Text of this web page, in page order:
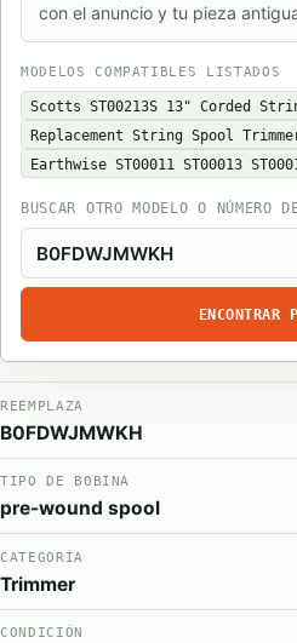
con el anuncio y tu pieza
MODELOS COMPATIBLES LISTADOS
Scotts ST00213S 13" Corded
Replacement String Spool
Earthwise ST00011 ST00013
BUSCAR OTRO MODELO O NÚMERO
ENCONTRAR
REEMPLAZA
B0FDWJMWKH
TIPO DE BOBINA
pre-wound spool
CATEGORÍA
Trimmer
CONDICIÓN